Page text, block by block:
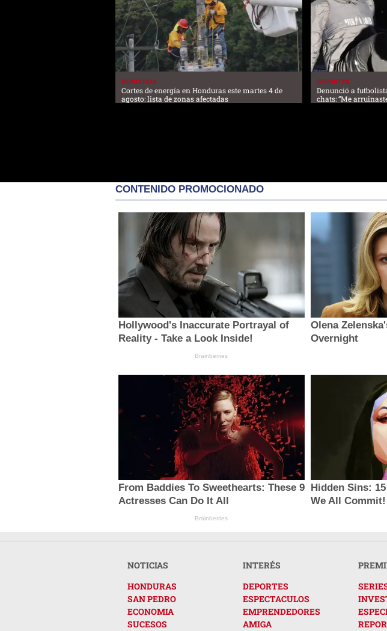
HONDURAS
Cortes de energía en Honduras este martes 4 de
agosto: lista de zonas afectadas
DEPORTES
Denunció a
chats: “Me
CONTENIDO PROMOCIONADO
Hollywood's Inaccurate Portrayal of
Reality - Take a Look Inside!
Brainberries
Olena
Overnight
From Baddies To Sweethearts: These 9
Actresses Can Do It All
Brainberries
Hidden Sins:
We All Commit!
NOTICIAS
HONDURAS
SAN PEDRO
ECONOMIA
SUCESOS
INTERÉS
DEPORTES
ESPECTACULOS
EMPRENDEDORES
AMIGA